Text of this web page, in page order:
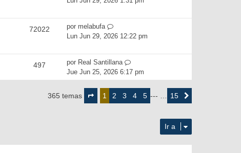
72022 por melabufa
Lun Jun 29, 2026 12:22 pm
497 por Real Santillana
Jue Jun 25, 2026 6:17 pm
365 temas
de
1 2 3 4 5 --- … 15
Siguiente
Ir a